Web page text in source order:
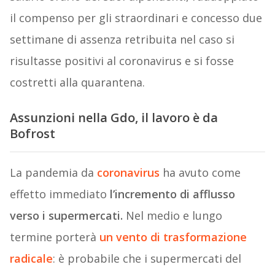
il compenso per gli straordinari e concesso due
settimane di assenza retribuita nel caso si
risultasse positivi al coronavirus e si fosse
costretti alla quarantena.
Assunzioni nella Gdo, il lavoro è da
Bofrost
La pandemia da coronavirus ha avuto come
effetto immediato l’incremento di afflusso
verso i supermercati. Nel medio e lungo
termine porterà un vento di trasformazione
radicale: è probabile che i supermercati del